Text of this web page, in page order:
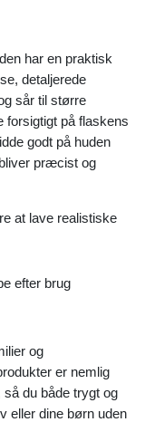
har en praktisk
detaljerede
sår til større
forsigtigt på flaskens
godt på huden
præcist og
at lave realistiske
efter brug
og
er nemlig
du både trygt og
eller dine børn uden